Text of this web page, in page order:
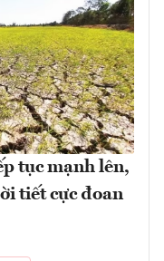
tục mạnh lên,
tiết cực đoan